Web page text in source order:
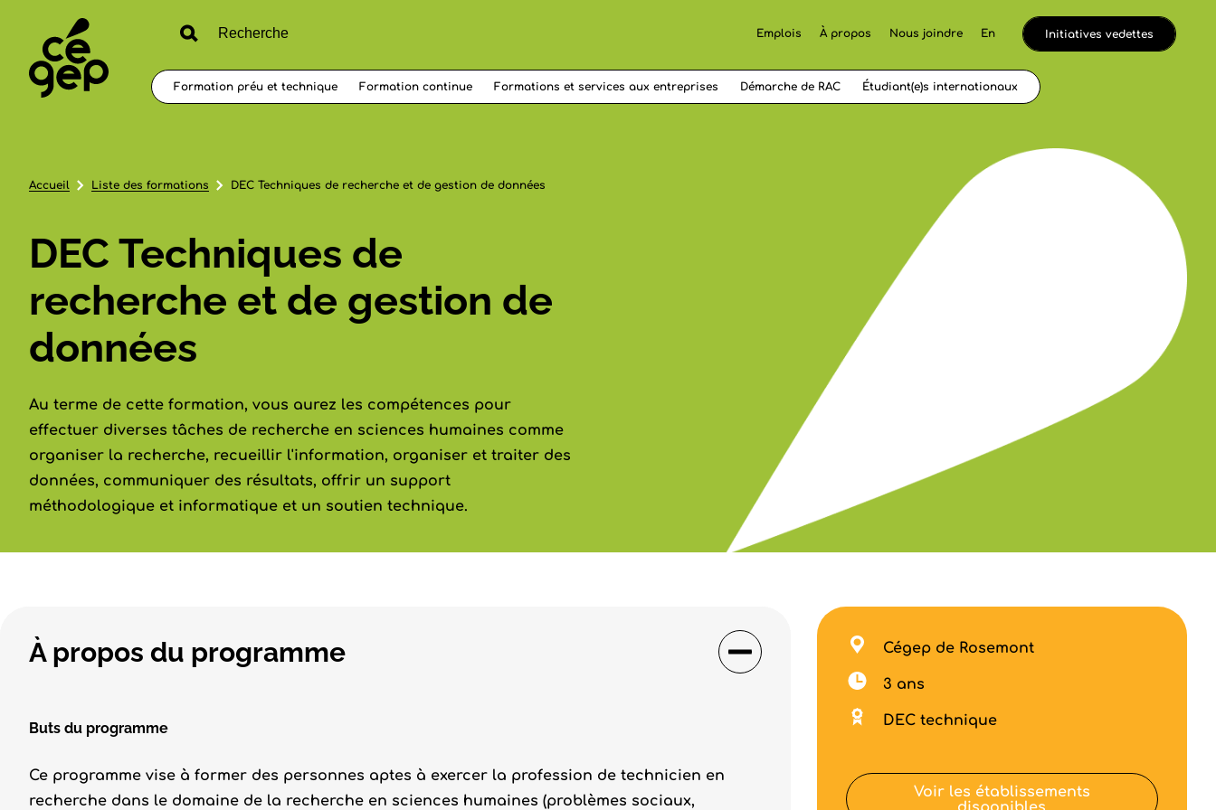
Emplois À propos Nous joindre En Initiatives vedettes
Formation préu et technique Formation continue Formations et services aux entreprises Démarche de RAC Étudiant(e)s internationaux
Accueil Liste des formations DEC Techniques de recherche et de gestion de données
DEC Techniques de
recherche et de gestion de
données
Au terme de cette formation, vous aurez les compétences pour
effectuer diverses tâches de recherche en sciences humaines comme
organiser la recherche, recueillir l'information, organiser et traiter des
données, communiquer des résultats, offrir un support
méthodologique et informatique et un soutien technique.
À propos du programme
Buts du programme
Ce programme vise à former des personnes aptes à exercer la profession de technicien en
recherche dans le domaine de la recherche en sciences humaines (problèmes sociaux,
Cégep de Rosemont
3 ans
DEC technique
Voir les établissements